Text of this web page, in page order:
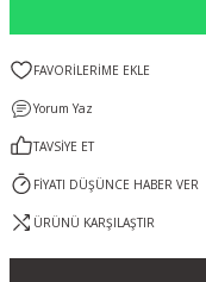
Yorum Yaz
TAVSİYE ET
FİYATI DÜŞÜNCE HABER VER
ÜRÜNÜ KARŞILAŞTIR